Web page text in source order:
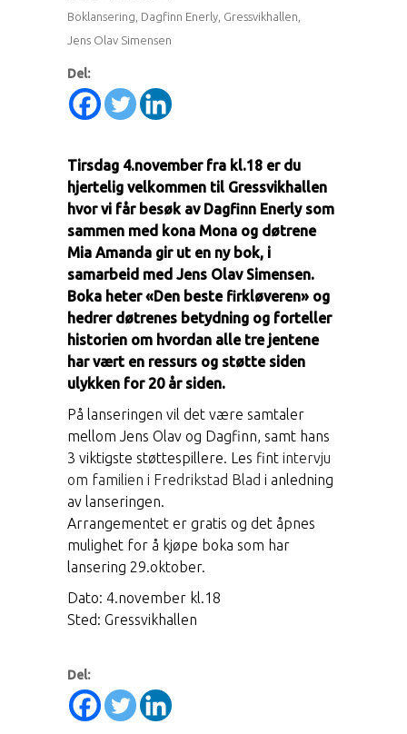
Boklansering Dagfinn Enerly Gressvikhallen
Jens Olav Simensen
Del:
Tirsdag 4.november fra kl.18 er du
hjertelig velkommen til Gressvikhallen
hvor vi får besøk av Dagfinn Enerly som
sammen med kona Mona og døtrene
Mia Amanda gir ut en ny bok, i
samarbeid med Jens Olav Simensen.
Boka heter «Den beste firkløveren» og
hedrer døtrenes betydning og forteller
historien om hvordan alle tre jentene
har vært en ressurs og støtte siden
ulykken for 20 år siden.
På lanseringen vil det være samtaler
mellom Jens Olav og Dagfinn, samt hans
3 viktigste støttespillere. Les fint intervju
om familien i Fredrikstad Blad i anledning
av lanseringen.
Arrangementet er gratis og det åpnes
mulighet for å kjøpe boka som har
lansering 29.oktober.
Dato: 4.november kl.18
Sted: Gressvikhallen
Del: